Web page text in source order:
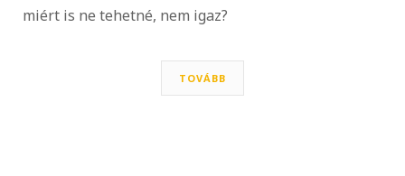
miért is ne tehetné, nem igaz?
TOVÁBB